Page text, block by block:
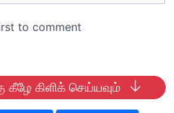
கீழே கிளிக் செய்யவும்